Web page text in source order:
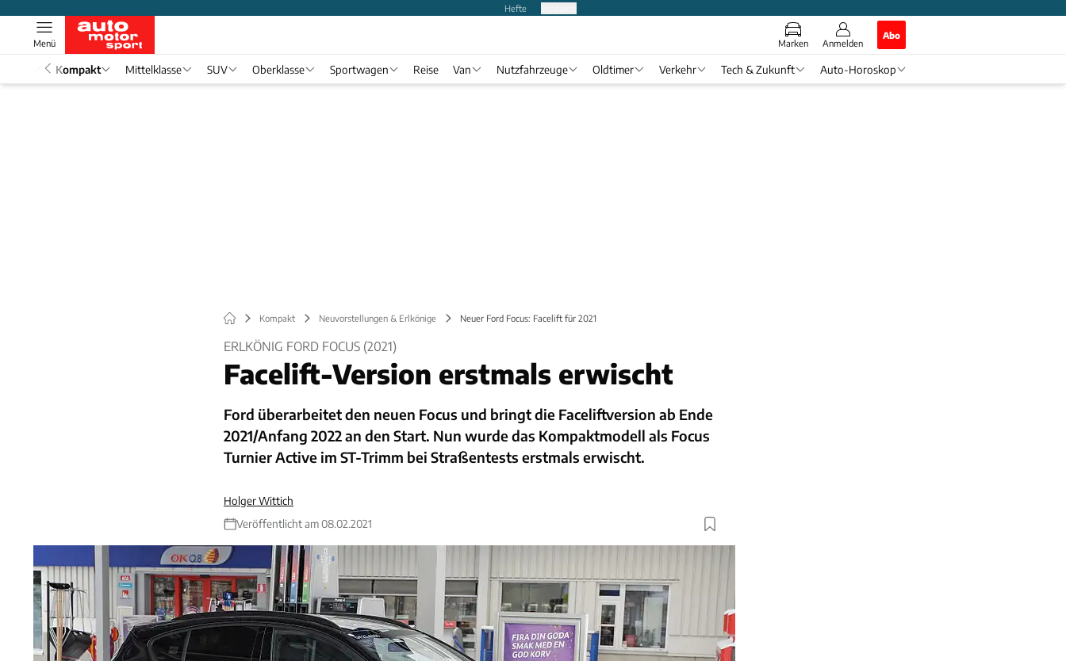
Hefte
Marken Anmelden
Abo
Menü
Kompakt Mittelklasse SUV Oberklasse Sportwagen Reise Van Nutzfahrzeuge Oldtimer Verkehr Tech & Zukunft Auto-Horoskop
Kompakt Neuvorstellungen & Erlkönige Neuer Ford Focus: Facelift für 2021
ERLKÖNIG FORD FOCUS (2021)
Facelift-Version erstmals erwischt
Ford überarbeitet den neuen Focus und bringt die Faceliftversion ab Ende
2021/Anfang 2022 an den Start. Nun wurde das Kompaktmodell als Focus
Turnier Active im ST-Trimm bei Straßentests erstmals erwischt.
Holger Wittich
Veröffentlicht am 08.02.2021